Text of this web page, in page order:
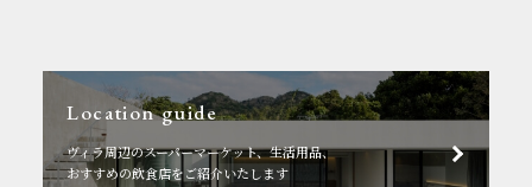
Location guide
ヴィラ周辺のスーパーマーケット、生活用品、
おすすめの飲食店をご紹介いたします